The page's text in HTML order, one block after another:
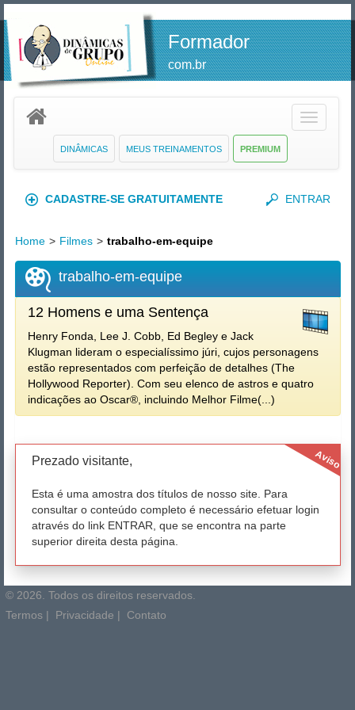
Formador
com.br
Toggle
PREMIUM
MEUS TREINAMENTOS
DINÂMICAS
CADASTRE-SE GRATUITAMENTE ENTRAR
Home > Filmes > trabalho-em-equipe
trabalho-em-equipe
12 Homens e uma Sentença
Henry Fonda, Lee J. Cobb, Ed Begley e Jack
Klugman lideram o especialíssimo júri, cujos personagens
estão representados com perfeição de detalhes (The
Hollywood Reporter). Com seu elenco de astros e quatro
indicações ao Oscar®, incluindo Melhor Filme(...)
Aviso
Prezado visitante,
Esta é uma amostra dos títulos de nosso site. Para
consultar o conteúdo completo é necessário efetuar login
através do link ENTRAR, que se encontra na parte
superior direita desta página.
© 2026. Todos os direitos reservados.
Termos | Privacidade | Contato